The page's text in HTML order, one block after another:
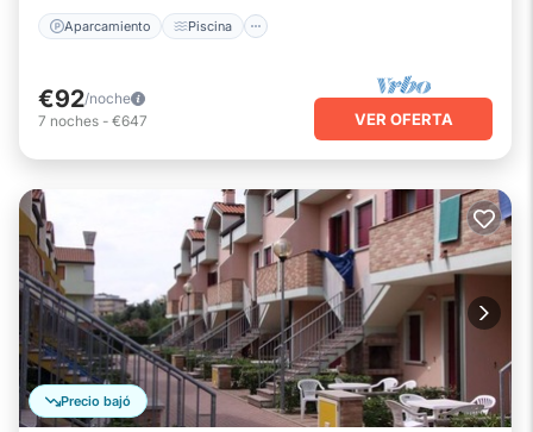
Aparcamiento Piscina
€92/noche
7 noches - €647 VER OFERTA
Precio bajó